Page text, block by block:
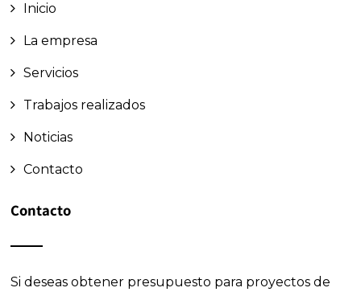
Inicio
La empresa
Servicios
Trabajos realizados
Noticias
Contacto
Contacto
Si deseas obtener presupuesto para proyectos de